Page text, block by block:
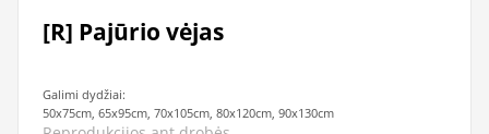
[R] Pajūrio vėjas
Galimi dydžiai:
50x75cm, 65x95cm, 70x105cm, 80x120cm, 90x130cm